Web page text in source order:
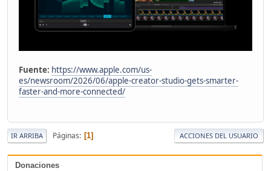
Donaciones
Fuente: https://www.apple.com/us-
es/newsroom/2026/06/apple-creator-studio-gets-smarter-
faster-and-more-connected/
IR ARRIBA Páginas 1 ACCIONES DEL USUARIO